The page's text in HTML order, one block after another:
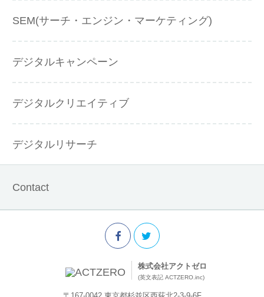
SEM(サーチ・エンジン・マーケティング)
デジタルキャンペーン
デジタルクリエイティブ
デジタルリサーチ
Contact
株式会社アクトゼロ
(英文表記 ACTZERO.inc)